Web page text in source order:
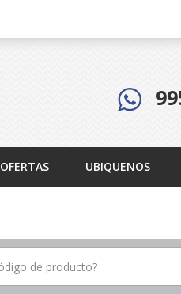
OFERTAS UBIQUENOS